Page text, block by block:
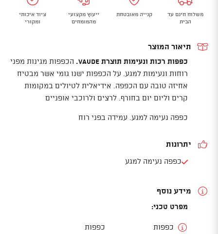
משלוח חינם עד
הבית
קנייה מאובטחת
ייעוץ מקצועי
מהמומחים
ציוד איכותי
ומקורי
תיאור המוצר
כפפות רכות ונעימות תוצרת VAUDE.
הכפפות מגינות מפני
רוחות ונעימות למגע. על הכפפות ישנו גומי אשר מבטיח
אחיזה טובה עם הכפפה. אידיאלית לטיולים במקומות
קרים וליום יום בחורף. לרצים ולרוכבי אופניים
כפפה נעימה למגע. עמידה בפני רוח
יתרונות
כפפה נעימה למגע
מידע נוסף
מפרט טכני:
כפפות כפפות